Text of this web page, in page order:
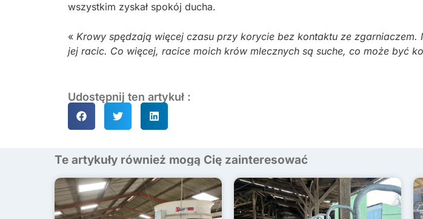
wszystkim zyskał spokój ducha.
« Krowy spędzają więcej czasu przy korycie bez kontaktu ze
jej racic. Co więcej, racice moich krów mlecznych są suche, co może być
Udostępnij ten artykuł :
Te artykuły również mogą Cię zainteresować